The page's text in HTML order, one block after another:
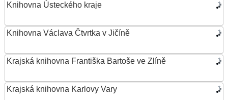
Knihovna Ústeckého kraje
Knihovna Václava Čtvrtka v Jičíně
Krajská knihovna Františka Bartoše ve Zlíně
Krajská knihovna Karlovy Vary